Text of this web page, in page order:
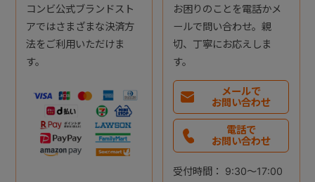
コンビ公式ブランドスト
アではさまざまな決済方
法をご利用いただけま
す。
お困りのことを電話かメ
ールで問い合わせ。親
切、丁寧にお応えしま
す。
メールで
お問い合わせ
電話で
お問い合わせ
受付時間： 9:30～17:00